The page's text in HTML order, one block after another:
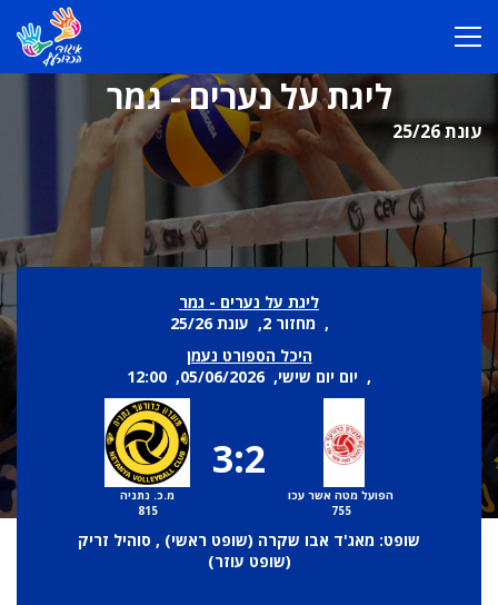
ליגת על נערים - גמר
עונת 25/26
ליגת על נערים - גמר
, מחזור 2, עונת 25/26
היכל הספורט נעמן
, יום יום שישי, 05/06/2026, 12:00
הפועל מטה אשר עכו
755
3:2
מ.כ. נתניה
815
שופט: מאג'ד אבו שקרה (שופט ראשי) , סוהיל זריק
(שופט עוזר)